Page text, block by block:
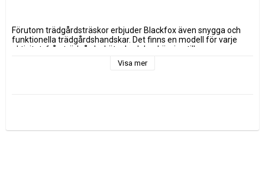
Förutom trädgårdsträskor erbjuder Blackfox även snygga och
funktionella trädgårdshandskar. Det finns en modell för varje
aktivitet, från trädgårdsskötsel och beskärning till
planteringsarbete. Alla Blackfox' handskar uppfyller
grundstandarden EN 420:2003 + A1:2009 vilka täcker alla
Visa mer